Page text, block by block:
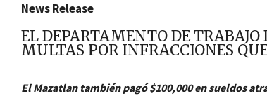
News Release
EL DEPARTAMENTO DE
MULTAS POR INFRACCIONES
El Mazatlan también pagó $100,000 en sueldos